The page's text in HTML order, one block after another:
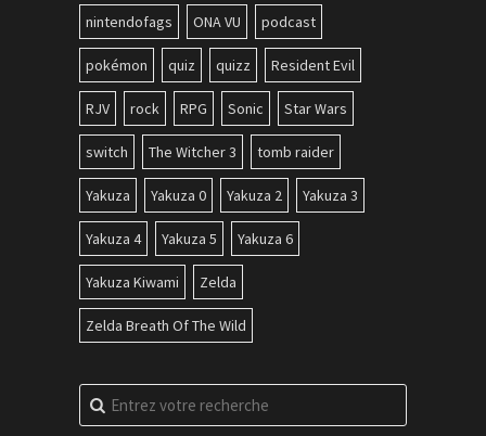
nintendofags ONA VU podcast
pokémon quiz quizz Resident Evil
RJV rock RPG Sonic Star Wars
switch The Witcher 3 tomb raider
Yakuza Yakuza 0 Yakuza 2 Yakuza 3
Yakuza 4 Yakuza 5 Yakuza 6
Yakuza Kiwami Zelda
Zelda Breath Of The Wild
Recherche
pour